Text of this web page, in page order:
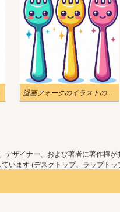
漫画フォークのイラストのダウンロード
ザイナー、および著者に著作
ます (デスクトップ、ラップト